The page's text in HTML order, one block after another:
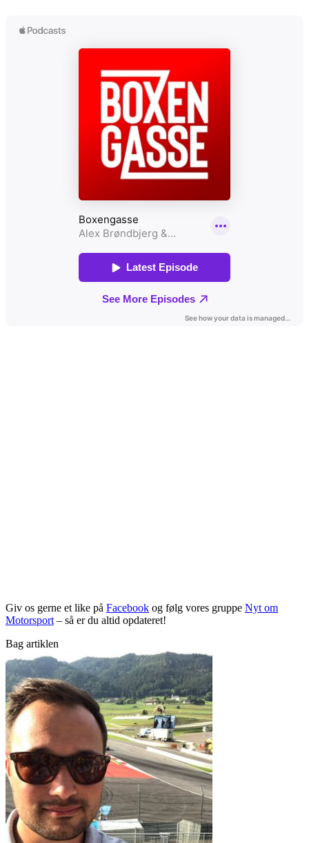
Giv os gerne et like på Facebook og følg vores gruppe Nyt om
Motorsport – så er du altid opdateret!
Bag artiklen